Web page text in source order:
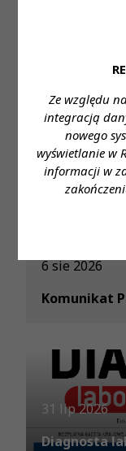
Ze względu
integracją
nowego
wyświetlanie w
informacji w
Przeczytaj
6 sie 2026
Komunikat
31 lip 2026
Diagnosta